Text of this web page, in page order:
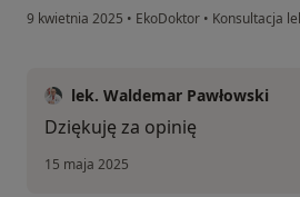
9 kwietnia 2025 • EkoDoktor • Konsultacja
lek. Waldemar Pawłowski
Dziękuję za opinię
15 maja 2025